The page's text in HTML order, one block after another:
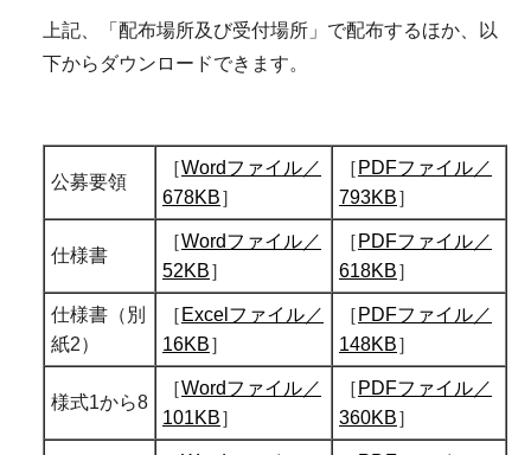
上記、「配布場所及び受付場所」で配布するほか、以
下からダウンロードできます。
公募要領
［Wordファイル／
678KB］
［ PDFファイル／
793KB］
仕様書
［Wordファイル／
52KB］
［ PDFファイル／
618KB］
仕様書（別
紙2）
［ Excelファイル／
16KB］
［ PDFファイル／
148KB］
様式1から8
［Wordファイル／
101KB］
［ PDFファイル／
360KB］